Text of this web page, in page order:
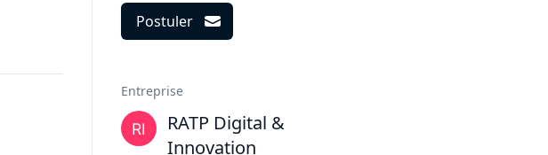
Postuler
Entreprise
RATP Digital &
Innovation